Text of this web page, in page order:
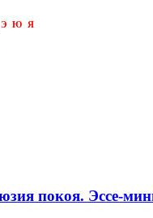
Э Ю Я
покоя. Эссе-